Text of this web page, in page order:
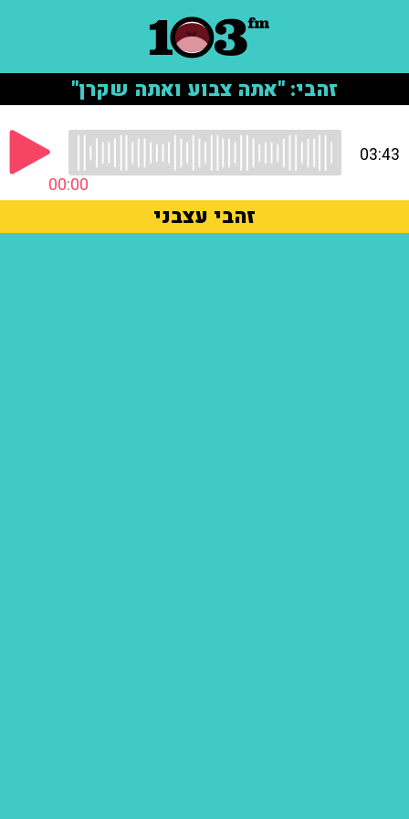
זהבי: "אתה צבוע ואתה שקרן"
00:00
03:43
זהבי עצבני